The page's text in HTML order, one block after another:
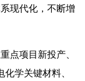
现代化，不断增
点项目新投产、
学关键材料、